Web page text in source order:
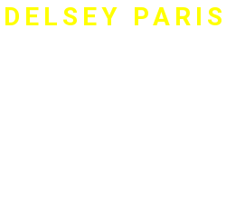
DELSEY PARIS